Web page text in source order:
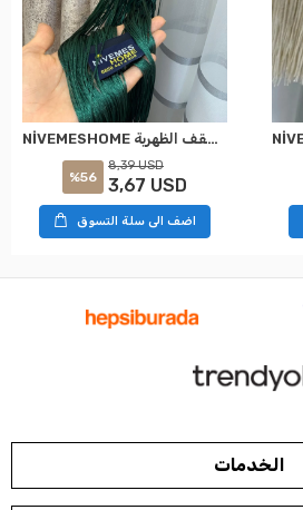
NİVEMESHOME زمرد أخضر بساتين الذهب مزخرفة تجميع السقف الظهرية
%56
8,39 USD
3,67 USD
اضف الى سلة التسوق
الخدمات